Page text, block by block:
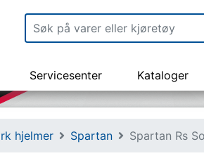
Servicesenter Kataloger
hjelmer Spartan Spartan Rs